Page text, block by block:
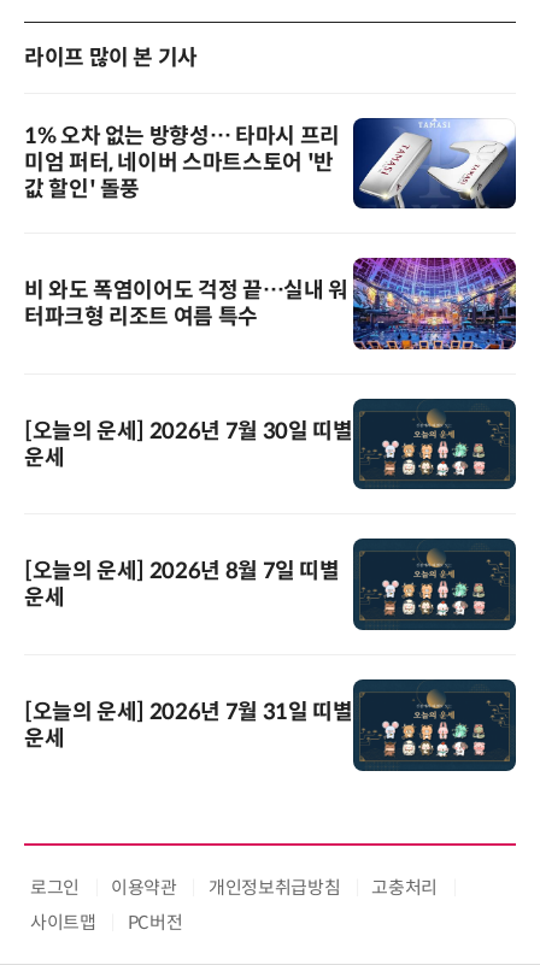
라이프 많이 본 기사
1% 오차 없는 방향성… 타마시 프리
미엄 퍼터, 네이버 스마트스토어 '반
값 할인' 돌풍
비 와도 폭염이어도 걱정 끝…실내 워
터파크형 리조트 여름 특수
[오늘의 운세] 2026년 7월 30일 띠별
운세
[오늘의 운세] 2026년 8월 7일 띠별
운세
[오늘의 운세] 2026년 7월 31일 띠별
운세
로그인 이용약관 개인정보취급방침
고충처리
사이트맵
PC버전